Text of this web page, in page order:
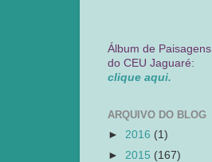
Álbum de Paisagens
do CEU Jaguaré:
clique aqui.
ARQUIVO DO BLOG
► 2016 (1)
► 2015 (167)